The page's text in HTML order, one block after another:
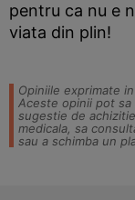
pentru ca nu e
viata din plin!
Opiniile exprimate
Aceste opinii pot
sugestie de
medicala, sa
sau a schimba un